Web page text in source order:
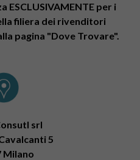
ESCLUSIVAMENTE per i
filiera dei rivenditori
pagina "Dove Trovare".
srl
5
Milano